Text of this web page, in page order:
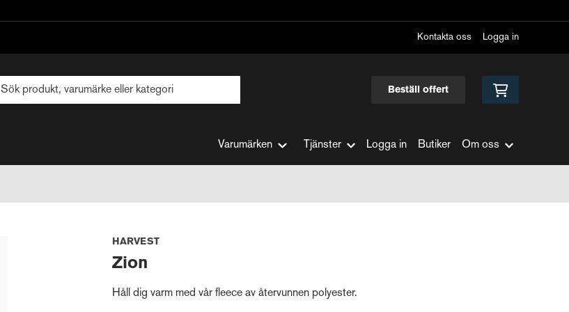
Kontakta oss Logga in
Beställ offert
Varumärken Tjänster Logga in Butiker Om oss
HARVEST
Zion
Håll dig varm med vår fleece av återvunnen polyester.